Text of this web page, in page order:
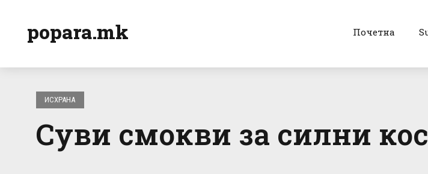
popara.mk Почетна
ИСХРАНА
Суви смокви за силни